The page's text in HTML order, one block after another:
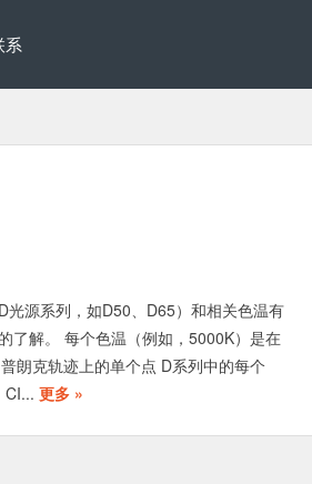
系
源系列，如D50、D65）和相关色温有
了解。 每个色温（例如，5000K）是在
朗克轨迹上的单个点 D系列中的每个
CI... 更多 »